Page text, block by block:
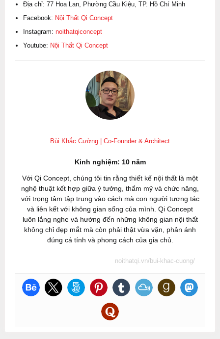
Địa chỉ: 77 Hoa Lan, Phường Cầu Kiệu, TP. Hồ Chí Minh
Facebook: Nội Thất Qi Concept
Instagram: noithatqiconcept
Youtube: Nội Thất Qi Concept
Bùi Khắc Cường | Co-Founder & Architect
Kinh nghiệm: 10 năm
Với Qi Concept, chúng tôi tin rằng thiết kế nội thất là một
nghệ thuật kết hợp giữa ý tưởng, thẩm mỹ và chức năng,
với trọng tâm tập trung vào cách mà con người tương tác
và liên kết với không gian sống của mình. Qi Concept
luôn lắng nghe và hướng đến những không gian nội thất
không chỉ đẹp mắt mà còn phải thật vừa vặn, phản ánh
đúng cá tính và phong cách của gia chủ.
noithatqi.vn/bui-khac-cuong/